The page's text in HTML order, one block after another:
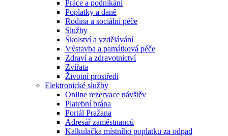
Práce a podnikání
Poplatky a daně
Rodina a sociální péče
Služby
Školství a vzdělávání
Výstavba a památková péče
Zdraví a zdravotnictví
Zvířata
Životní prostředí
Elektronické služby
Online rezervace návštěv
Platební brána
Portál Pražana
Adresář zaměstnanců
Kalkulačka místního poplatku za odpad